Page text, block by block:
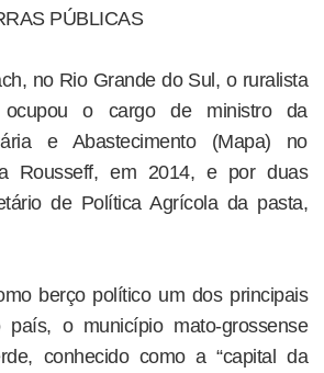
PÚBLICAS
no Rio Grande do Sul, o ruralista
o cargo de ministro da
e Abastecimento (Mapa) no
Rousseff, em 2014, e por duas
de Política Agrícola da pasta,
berço político um dos principais
o município mato-grossense
conhecido como a “capital da